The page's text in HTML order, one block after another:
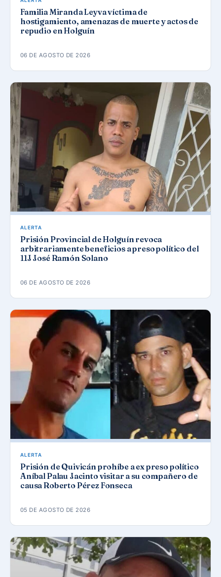
Familia Miranda Leyva víctima de
hostigamiento, amenazas de muerte y actos de
repudio en Holguín
06 DE AGOSTO DE 2026
ALERTA
Prisión Provincial de Holguín revoca
arbitrariamente beneficios a preso político del
11J José Ramón Solano
06 DE AGOSTO DE 2026
ALERTA
Prisión de Quivicán prohíbe a ex preso político
Aníbal Palau Jacinto visitar a su compañero de
causa Roberto Pérez Fonseca
05 DE AGOSTO DE 2026